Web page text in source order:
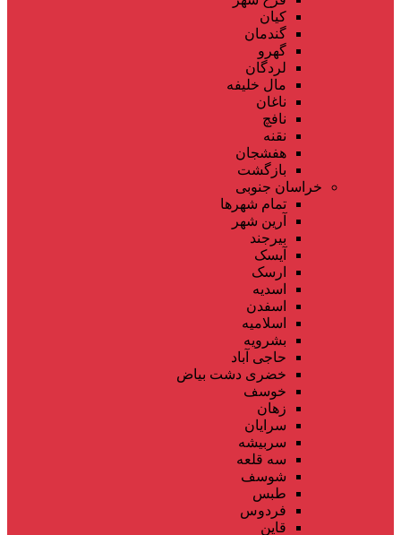
کیان
گندمان
گهرو
لردگان
مال خلیفه
ناغان
نافچ
نقنه
هفشجان
بازگشت
خراسان جنوبی
تمام شهر‌ها
آرین شهر
بیرجند
آیسک
ارسک
اسدیه
اسفدن
اسلامیه
بشرویه
حاجی آباد
خضری دشت بیاض
خوسف
زهان
سرایان
سربیشه
سه قلعه
شوسف
طبس
فردوس
قاین